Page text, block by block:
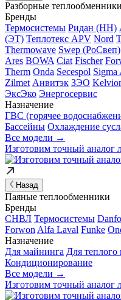
Разборные теплообменники
Бренды
Термосистемы Ридан (НН)
(ЭТ) Теплотекс APV Nord
Thermowave Swep (РоСвеп)
Ares BOWA Ciat Fischer
Therm Onda Secespol Sigma
Zilmet Анвитэк ЗЭО
ЭксЭко Энергосервис
Назначение
ГВС (горячее
Бассейны Охлаждение
Все модели →
Изготовим точный аналог
Назад
Паяные теплообменники
Бренды
СНВЛ Термосистемы
Forwon Alfa Laval Funke
Назначение
Для майнинга Для теплого
Кондиционирование
Все модели →
Изготовим точный аналог